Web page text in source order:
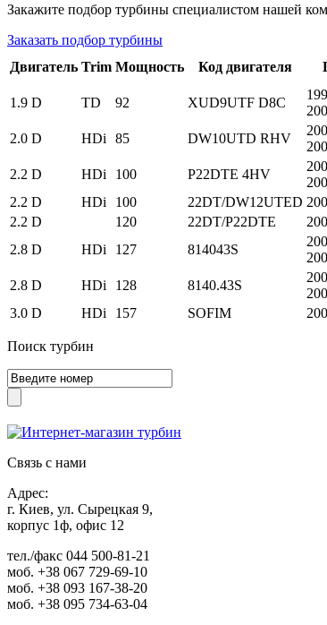
Закажите подбор турбины специалистом нашей
Заказать подбор турбины
Двигатель Trim Мощность Код двигателя
1.9 D
TD 92 XUD9UTF D8C
2.0 D HDi 85 DW10UTD RHV
2.2 D HDi 100 P22DTE 4HV
2.2 D HDi 100 22DT/DW12UTED
2.2 D
120 22DT/P22DTE
2.8 D
HDi 127 814043S
2.8 D HDi 128 8140.43S
3.0 D HDi 157 SOFIM
Поиск турбин
Связь с нами
Адрес:
г. Киев, ул. Сырецкая 9,
корпус 1ф, офис 12
тел./факс 044 500-81-21
моб. +38 067 729-69-10
моб. +38 093 167-38-20
моб. +38 095 734-63-04